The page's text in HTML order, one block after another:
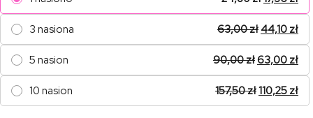
3 nasiona 63,00zł44,10 zł
5 nasion 90,00zł63,00 zł
10 nasion 157,50zł110,25 zł